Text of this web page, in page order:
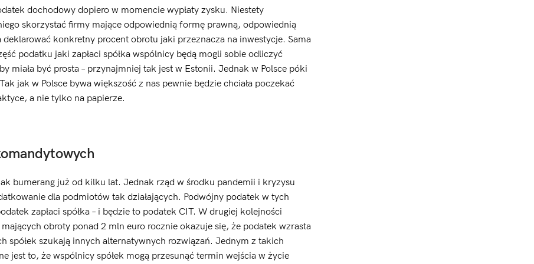
dochodowy dopiero w momencie wypłaty zysku. Niestety
skorzystać firmy mające odpowiednią formę prawną, odpowiednią
konkretny procent obrotu jaki przeznacza na inwestycje. Sama
podatku jaki zapłaci spółka wspólnicy będą mogli sobie odliczyć
miała być prosta – przynajmniej tak jest w Estonii. Jednak w Polsce póki
jak w Polsce bywa większość z nas pewnie będzie chciała poczekać
a nie tylko na papierze.
bumerang już od kilku lat. Jednak rząd w środku pandemii i kryzysu
dla podmiotów tak działających. Podwójny podatek w tych
zapłaci spółka – i będzie to podatek CIT. W drugiej kolejności
obroty ponad 2 mln euro rocznie okazuje się, że podatek wzrasta
spółek szukają innych alternatywnych rozwiązań. Jednym z takich
jest to, że wspólnicy spółek mogą przesunąć termin wejścia w życie